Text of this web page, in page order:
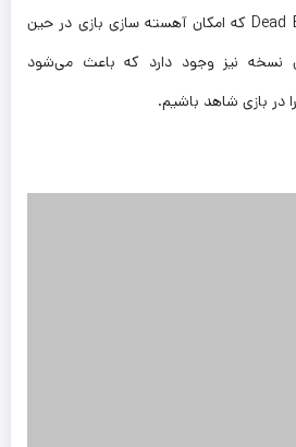
۲۰- همانند نسخه قبل Dead Eye که امکان آهسته سازی بازی در حین
نسخه نیز وجود دارد که باعث می‌شود
در بازی شاهد باشیم.